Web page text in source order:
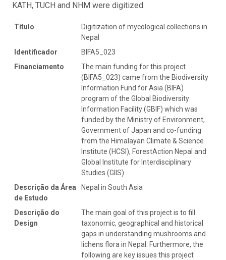
KATH, TUCH and NHM were digitized.
Título
Digitization of mycological collections in
Nepal
Identificador
BIFA5_023
Financiamento
The main funding for this project
(BIFA5_023) came from the Biodiversity
Information Fund for Asia (BIFA)
program of the Global Biodiversity
Information Facility (GBIF) which was
funded by the Ministry of Environment,
Government of Japan and co-funding
from the Himalayan Climate & Science
Institute (HCSI), ForestAction Nepal and
Global Institute for Interdisciplinary
Studies (GIIS).
Descrição da Área
de Estudo
Nepal in South Asia
Descrição do
Design
The main goal of this project is to fill
taxonomic, geographical and historical
gaps in understanding mushrooms and
lichens flora in Nepal. Furthermore, the
following are key issues this project